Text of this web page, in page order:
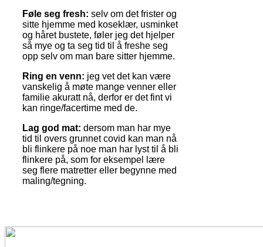
Føle seg fresh: selv om det frister og
sitte hjemme med koseklær, usminket
og håret bustete, føler jeg det hjelper
så mye og ta seg tid til å freshe seg
opp selv om man bare sitter hjemme.
Ring en venn: jeg vet det kan være
vanskelig å møte mange venner eller
familie akuratt nå, derfor er det fint vi
kan ringe/facertime med de.
Lag god mat: dersom man har mye
tid til overs grunnet covid kan man nå
bli flinkere på noe man har lyst til å bli
flinkere på, som for eksempel lære
seg flere matretter eller begynne med
maling/tegning.